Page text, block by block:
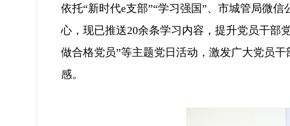
依托“新时代e支部”“学习强国”、市城管局微
心，现已推送20余条学习内容，提升党员干部
做合格党员”等主题党日活动，激发广大党员
感。